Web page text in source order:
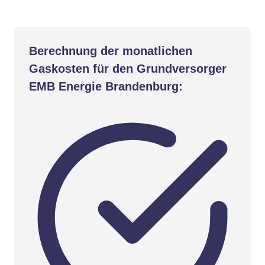
Berechnung der monatlichen
Gaskosten für den Grundversorger
EMB Energie Brandenburg: